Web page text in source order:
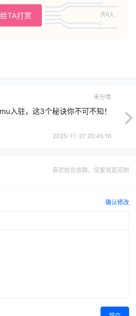
给TA打赏 共0人
未分类
入驻，这3个秘诀你不可不知！
2025-11-27 20:45:16
喜欢就会放肆，但爱就是克制
确认修改